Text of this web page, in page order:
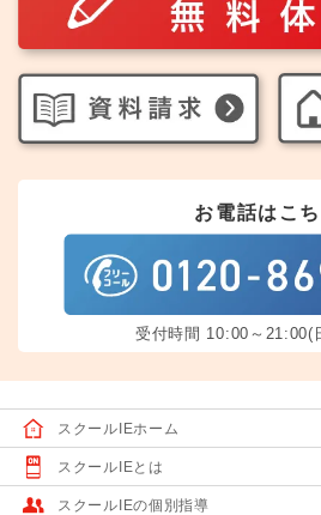
お電話はこち
受付時間 10:00～21:00(
スクールIEホーム
スクールIEとは
スクールIEの個別指導